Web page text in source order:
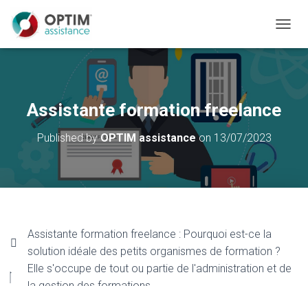
U
I
Assistante formation freelance
Published byOPTIM assistanceon 13/07/2023
Assistante formation freelance : Pourquoi est-ce la
solution idéale des petits organismes de formation ?
Elle s'occupe de tout ou partie de l'administration et de